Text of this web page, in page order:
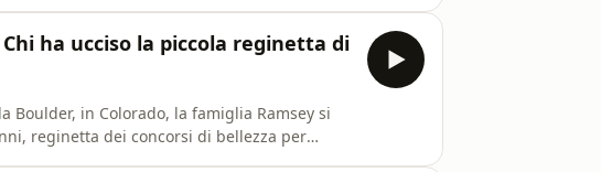
Chi ha ucciso la piccola reginetta di
Boulder, in Colorado, la famiglia Ramsey si
reginetta dei concorsi di bellezza per